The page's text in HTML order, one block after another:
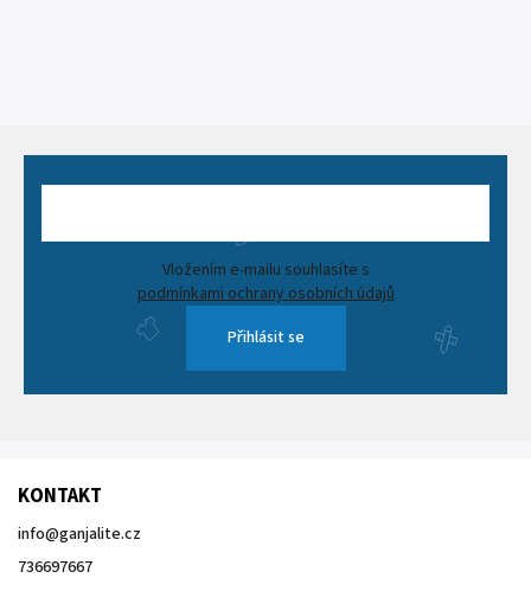
podmínkami ochrany osobních údajů
Přihlásit se
KONTAKT
info@ganjalite.cz
736697667